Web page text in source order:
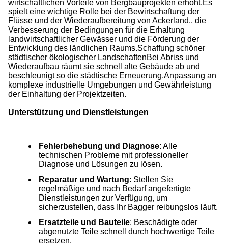
wirtschaftlichen Vorteile von Bergbauprojekten erhöht.Es
spielt eine wichtige Rolle bei der Bewirtschaftung der
Flüsse und der Wiederaufbereitung von Ackerland., die
Verbesserung der Bedingungen für die Erhaltung
landwirtschaftlicher Gewässer und die Förderung der
Entwicklung des ländlichen Raums.Schaffung schöner
städtischer ökologischer LandschaftenBei Abriss und
Wiederaufbau räumt sie schnell alte Gebäude ab und
beschleunigt so die städtische Erneuerung.Anpassung an
komplexe industrielle Umgebungen und Gewährleistung
der Einhaltung der Projektzeiten.
Unterstützung und Dienstleistungen
Fehlerbehebung und Diagnose: Alle
technischen Probleme mit professioneller
Diagnose und Lösungen zu lösen.
Reparatur und Wartung: Stellen Sie
regelmäßige und nach Bedarf angefertigte
Dienstleistungen zur Verfügung, um
sicherzustellen, dass Ihr Bagger reibungslos läuft.
Ersatzteile und Bauteile: Beschädigte oder
abgenutzte Teile schnell durch hochwertige Teile
ersetzen.